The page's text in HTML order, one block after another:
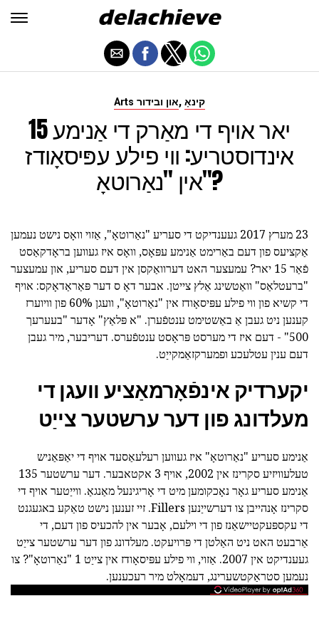
Arts און ובידור, קינאָ
15 יאר אויף די מאַרק די אַנימע
אינדוסטריע: ווי פילע עפּיסאָודז
אין "נאַרוטאָ"?
23 מערץ 2017 געענדיקט די סעריע "נאַרוטאָ", אַזוי וואָס נישט נעמען
אַקציעס פון דעם באַרימט אַנימע עפּאָס, וואָס איז געווען בראָדקאַסט
פֿאַר 15 יאר? עמעצער האט דערוואַקסן אין דעם סעריע, און עמעצער
"ברעטלאַס" וואַטשינג אַלץ צייטן. אבער דאָ ס דער פּאַראַדאָקס: אויף
די קשיא פון ווי פילע עפּיסאָודז אין "נאַרוטאָ", וועגן 60% פון וויוערז
קענען ניט געבן אַ באַשטימט ענטפֿערן. "א פּלאַץ" אָדער "בעערעך
500" - דעם איז די מערסט פּראָסט ענטפֿערס. דעריבער, מיר געבן
דעם ענין עטלעכע ופמערקזאַמקייַט.
יקערדיק אינפֿאָרמאַציע וועגן די
מעלדונג פון דער ערשטער צייַט
אַנימע סעריע "נאַרוטאָ" איז געווען רעלעאַסעד אויף די יאַפּאַניש
טעלעוויזיע סקרינז אין 2002, אויף 3 אקטאבער. דער ערשטער 135
אַנימע סעריע גאָר נאָכקומען מיט די אָריגינעל מאַנגאַ. ווייַטער אויף די
סקרינז אָנהייבן צו דערשייַנען Fillers. זיי זענען נישט טאַקע באגעגנט
די עקספּעקטיישאַנז פון די וילעם, אָבער אין להכעיס פון דעם, די
אַרבעט האט ניט האַלטן די פּרויעקט. מעלדונג פון דער ערשטער צייַט
געענדיקט אין 2007. אַזוי, ווי פילע עפּיסאָודז אין צייַט 1 "נאַרוטאָ"? צו
נעמען סטראַקטשערינג, דעמאָלט מיר רעכענען.